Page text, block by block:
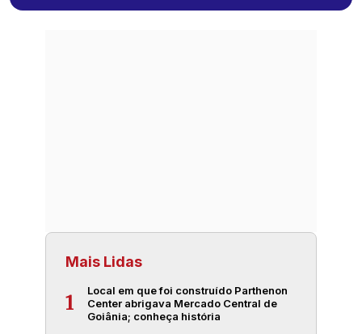
Mais Lidas
1
Local em que foi construído Parthenon
Center abrigava Mercado Central de
Goiânia; conheça história